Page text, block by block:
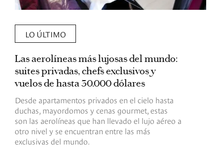
LO ÚLTIMO
Las aerolíneas más lujosas del mundo:
suites privadas, chefs exclusivos y
vuelos de hasta 30.000 dólares
Desde apartamentos privados en el cielo hasta
duchas, mayordomos y cenas gourmet, estas
son las aerolíneas que han llevado el lujo aéreo a
otro nivel y se encuentran entre las más
exclusivas del mundo.